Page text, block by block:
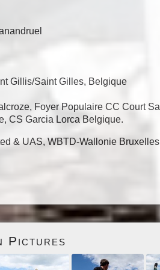
Gillis/Saint Gilles, Belgique
Foyer Populaire CC Court
CS Garcia Lorca Belgique.
& UAS, WBTD-Wallonie
Pictures